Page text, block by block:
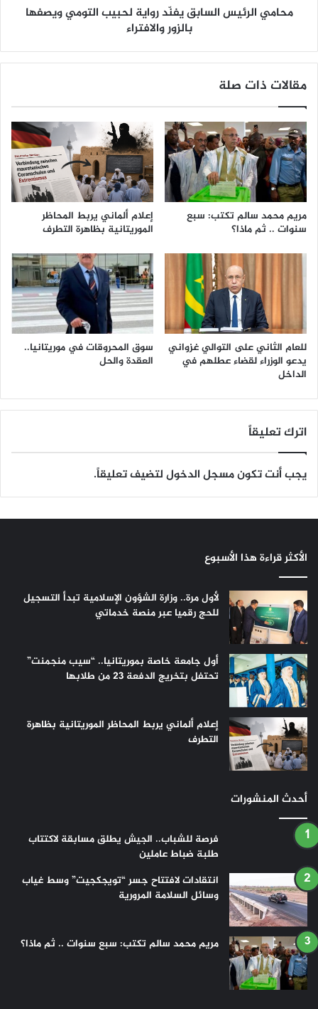
محامي الرئيس السابق يفنّد رواية لحبيب التومي ويصفها
بالزور والافتراء
مقالات ذات صلة
مريم محمد سالم تكتب: سبع
سنوات .. ثم ماذا؟
إعلام ألماني يربط المحاظر
الموريتانية بظاهرة التطرف
للعام الثاني على التوالي غزواني
يدعو الوزراء لقضاء عطلهم في
الداخل
سوق المحروقات في موريتانيا..
العقدة والحل
اترك تعليقاً
يجب أنت تكونمسجل الدخوللتضيف تعليقاً.
الأكثر قراءة هذا الأسبوع
لأول مرة.. وزارة الشؤون الإسلامية تبدأ التسجيل
للحج رقميا عبر منصة خدماتي
أول جامعة خاصة بموريتانيا.. “سيب منجمنت”
تحتفل بتخريج الدفعة 23 من طلابها
إعلام ألماني يربط المحاظر الموريتانية بظاهرة
التطرف
أحدث المنشورات
فرصة للشباب.. الجيش يطلق مسابقة لاكتتاب
طلبة ضباط عاملين
انتقادات لافتتاح جسر “تويجكجيت” وسط غياب
وسائل السلامة المرورية
مريم محمد سالم تكتب: سبع سنوات .. ثم ماذا؟